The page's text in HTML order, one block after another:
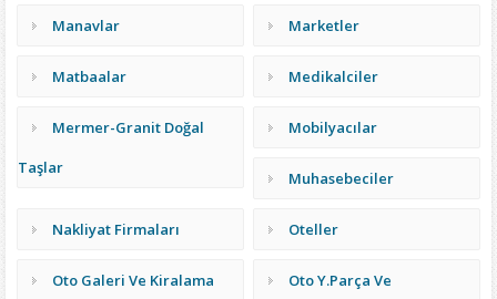
Manavlar Marketler
Matbaalar Medikalciler
Mermer-Granit Doğal
Taşlar
Mobilyacılar
Muhasebeciler
Nakliyat Firmaları Oteller
Oto Galeri Ve Kiralama
Oto Y.Parça Ve